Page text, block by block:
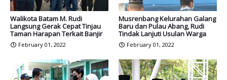
Walikota Batam M. Rudi
Langsung Gerak Cepat Tinjau
Taman Harapan Terkait Banjir
February 01, 2022
Musrenbang Kelurahan Galang
Baru dan Pulau Abang, Rudi
Tindak Lanjuti Usulan Warga
February 01, 2022